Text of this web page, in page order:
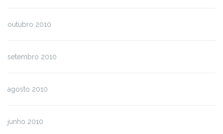
outubro 2010
setembro 2010
agosto 2010
junho 2010